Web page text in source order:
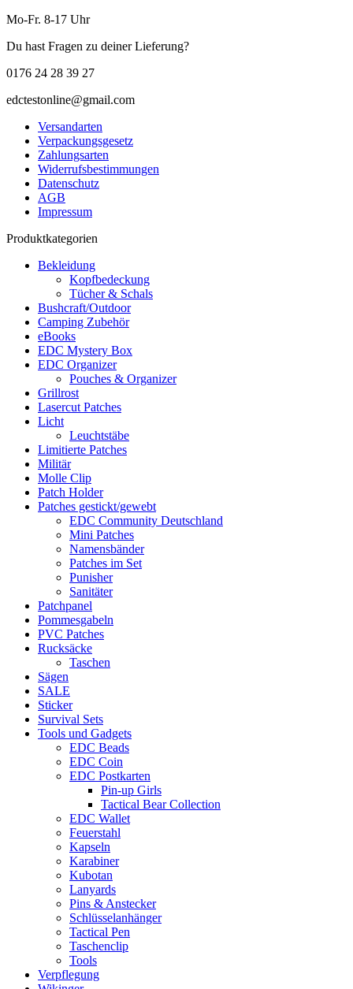
Mo-Fr. 8-17 Uhr
Du hast Fragen zu deiner Lieferung?
0176 24 28 39 27
edctestonline@gmail.com
Versandarten
Verpackungsgesetz
Zahlungsarten
Widerrufsbestimmungen
Datenschutz
AGB
Impressum
Produktkategorien
Bekleidung
Kopfbedeckung
Tücher & Schals
Bushcraft/Outdoor
Camping Zubehör
eBooks
EDC Mystery Box
EDC Organizer
Pouches & Organizer
Grillrost
Lasercut Patches
Licht
Leuchtstäbe
Limitierte Patches
Militär
Molle Clip
Patch Holder
Patches gestickt/gewebt
EDC Community Deutschland
Mini Patches
Namensbänder
Patches im Set
Punisher
Sanitäter
Patchpanel
Pommesgabeln
PVC Patches
Rucksäcke
Taschen
Sägen
SALE
Sticker
Survival Sets
Tools und Gadgets
EDC Beads
EDC Coin
EDC Postkarten
Pin-up Girls
Tactical Bear Collection
EDC Wallet
Feuerstahl
Kapseln
Karabiner
Kubotan
Lanyards
Pins & Anstecker
Schlüsselanhänger
Tactical Pen
Taschenclip
Tools
Verpflegung